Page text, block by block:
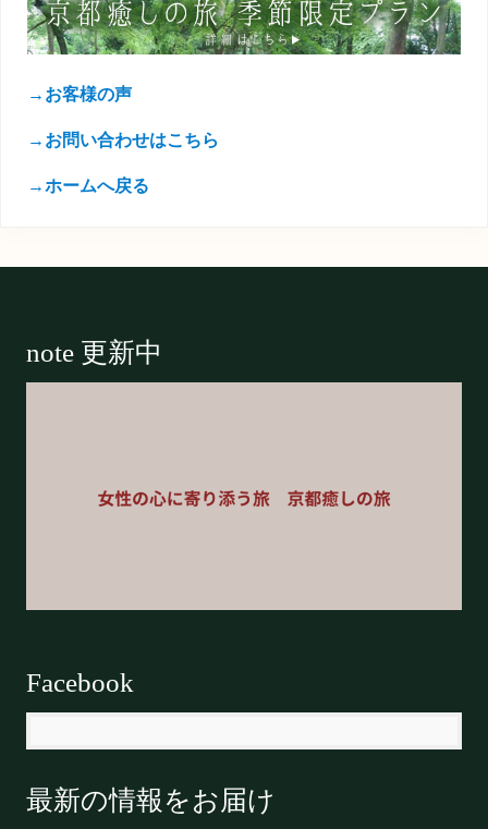
→お客様の声
→お問い合わせはこちら
→ホームへ戻る
note 更新中
Facebook
最新の情報をお届け